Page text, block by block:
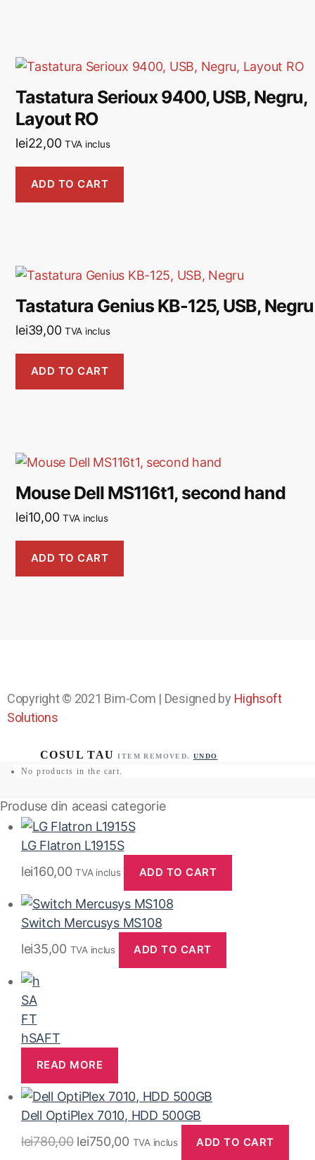
Tastatura Serioux 9400, USB, Negru,
Layout RO
lei22,00 TVA inclus
ADD TO CART
Tastatura Genius KB-125, USB, Negru
lei39,00 TVA inclus
ADD TO CART
Mouse Dell MS116t1, second hand
lei10,00 TVA inclus
ADD TO CART
Copyright © 2021 Bim-Com | Designed by Highsoft
Solutions
ITEM REMOVED. UNDO
No products in the cart.
Produse din aceasi categorie
LG Flatron L1915S
lei160,00 TVA inclus ADD TO CART
Switch Mercusys MS108
lei35,00 TVA inclus ADD TO CART
hSAFT
READ MORE
Dell OptiPlex 7010, HDD 500GB
lei780,00 lei750,00 TVA inclus ADD TO CART